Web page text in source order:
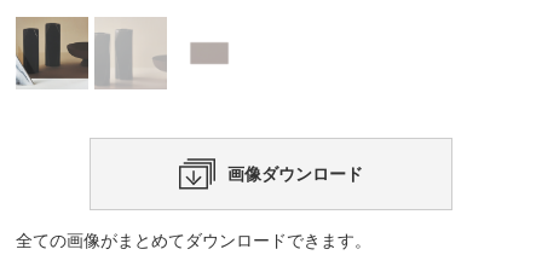
画像ダウンロード
全ての画像がまとめてダウンロードできます。